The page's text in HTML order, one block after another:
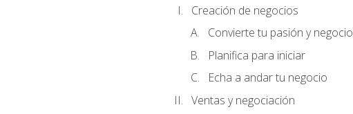
Creación de negocios
Convierte tu pasión y negocio
Planifica para iniciar
Echa a andar tu negocio
Ventas y negociación